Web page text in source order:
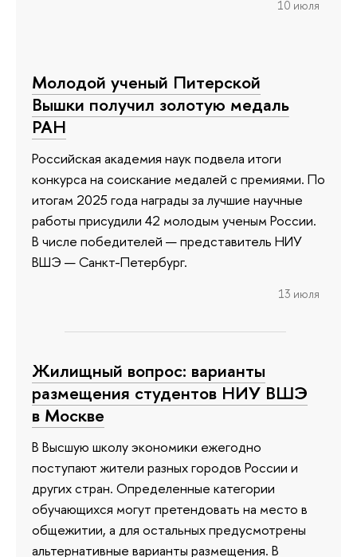
10 июля
Молодой ученый Питерской
Вышки получил золотую медаль
РАН
Российская академия наук подвела итоги
конкурса на соискание медалей с премиями. По
итогам 2025 года награды за лучшие научные
работы присудили 42 молодым ученым России.
В числе победителей — представитель НИУ
ВШЭ — Санкт-Петербург.
13 июля
Жилищный вопрос: варианты
размещения студентов НИУ ВШЭ
в Москве
В Высшую школу экономики ежегодно
поступают жители разных городов России и
других стран. Определенные категории
обучающихся могут претендовать на место в
общежитии, а для остальных предусмотрены
альтернативные варианты размещения. В